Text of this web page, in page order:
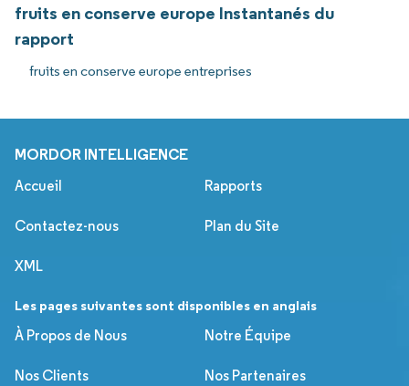
fruits en conserve europe Instantanés du
rapport
fruits en conserve europe entreprises
MORDOR INTELLIGENCE
Accueil Rapports
Contactez-nous Plan du Site
XML
Les pages suivantes sont disponibles en anglais
À Propos de Nous
Notre Équipe
Nos Clients Nos Partenaires